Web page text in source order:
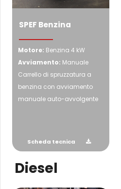
SPEF Benzina
Motore: Benzina 4 kW
Avviamento: Manuale
Carrello di spruzzatura a
benzina con avviamento
manuale auto-avvolgente
Scheda tecnica
Diesel